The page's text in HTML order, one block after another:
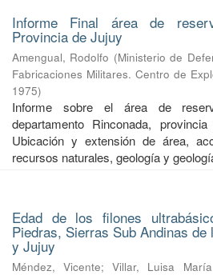
Informe Final área de
Provincia de Jujuy
Amengual, Rodolfo (Ministerio de
Fabricaciones Militares. Centro de
1975)
Informe sobre el área de
departamento Rinconada,
Ubicación y extensión de área,
recursos naturales, geología y
Edad de los filones
Piedras, Sierras Sub Andinas
y Jujuy
Méndez, Vicente;Villar, Luisa María